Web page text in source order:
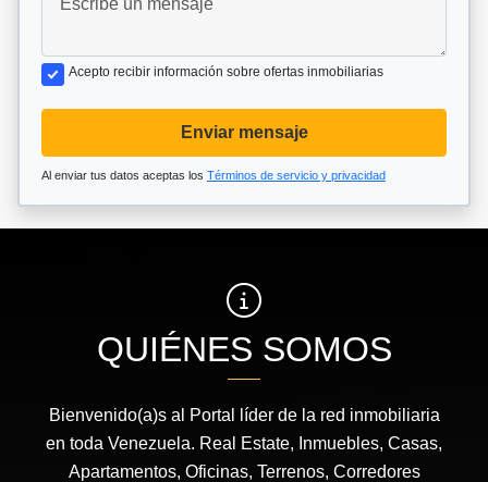
Acepto recibir información sobre ofertas inmobiliarias
Enviar mensaje
Al enviar tus datos aceptas los Términos de servicio y privacidad
QUIÉNES SOMOS
Bienvenido(a)s al Portal líder de la red inmobiliaria
en toda Venezuela. Real Estate, Inmuebles, Casas,
Apartamentos, Oficinas, Terrenos, Corredores